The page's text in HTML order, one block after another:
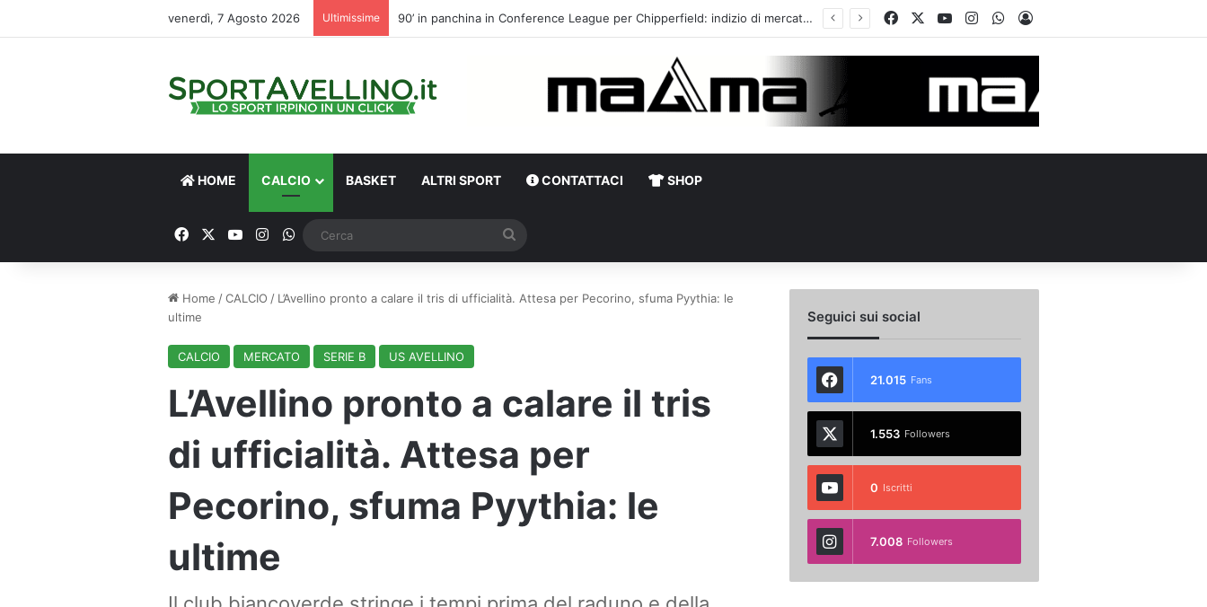
venerdì, 7 Agosto 2026 Ultimissime Calciomercato, l’ex Avellino Le Borgne conteso da due club cadetti: la situazione FacebookYou TubeInstagramWhatsApp
Accedi
HOME CALCIO BASKET ALTRI SPORT CONTATTACI SHOP
FacebookYou TubeInstagram
WhatsApp
Home /CALCIO / L’Avellino pronto a calare il tris di ufficialità. Attesa per Pecorino, sfuma Pyythia: le
ultime
CALCIO MERCATO SERIE B US AVELLINO
L’Avellino pronto a calare il tris
di ufficialità. Attesa per
Pecorino, sfuma Pyythia: le
ultime
Seguici sui social
21.015 Fans
1.553 Followers
0 Iscritti
7.008 Followers